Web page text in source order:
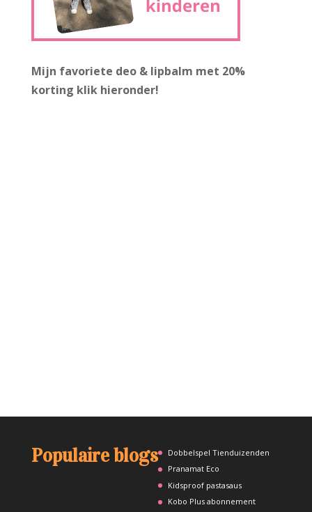
Mijn favoriete deo & lipbalm met 20%
korting klik hieronder!
Populaire blogs
Dobbelspel Tienduizenden
Pranamat Eco
Kidsproof pastasaus
Kobo Plus abonnement